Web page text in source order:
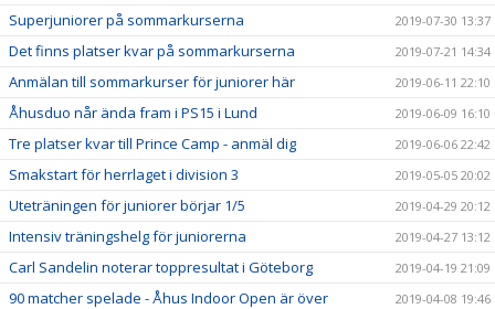
Superjuniorer på sommarkurserna 2019-07-30 13:37
Det finns platser kvar på sommarkurserna 2019-07-21 14:34
Anmälan till sommarkurser för juniorer här 2019-06-11 22:10
Åhusduo når ända fram i PS15 i Lund 2019-06-09 16:10
Tre platser kvar till Prince Camp - anmäl dig 2019-06-06 22:42
Smakstart för herrlaget i division 3 2019-05-05 20:02
Uteträningen för juniorer börjar 1/5 2019-04-29 20:12
Intensiv träningshelg för juniorerna 2019-04-27 13:12
Carl Sandelin noterar toppresultat i Göteborg 2019-04-19 21:09
90 matcher spelade - Åhus Indoor Open är över 2019-04-08 19:46